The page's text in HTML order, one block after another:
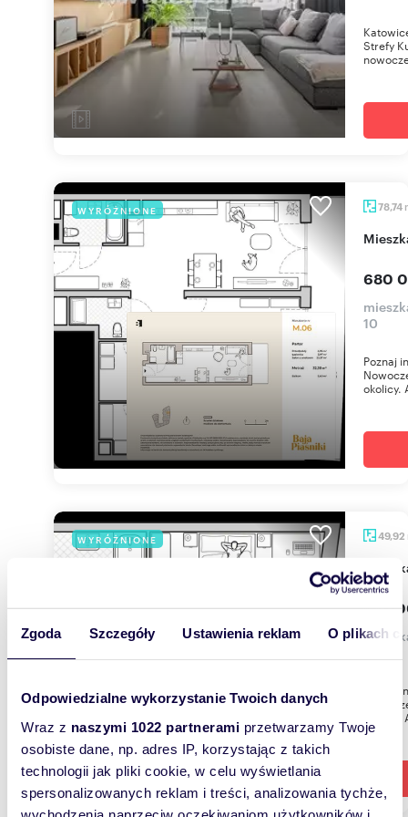
Zgoda Szczegóły Ustawienia reklam O plikach
Odpowiedzialne wykorzystanie Twoich danych
Wraz z naszymi 1022 partnerami przetwarzamy Twoje
osobiste dane, np. adres IP, korzystając z takich
technologii jak pliki cookie, w celu wyświetlania
spersonalizowanych reklam i treści, analizowania tychże,
Strefy
WYRÓŻNIONE 78,74
680
10
Poznaj
okolicy.
WYRÓŻNIONE 49,92
435